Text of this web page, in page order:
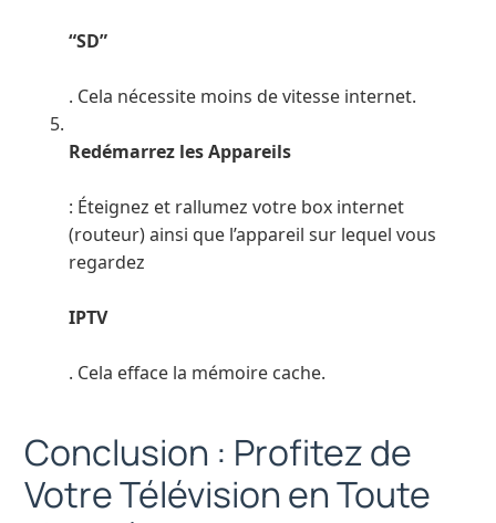
“SD”
. Cela nécessite moins de vitesse internet.
Redémarrez les Appareils
: Éteignez et rallumez votre box internet
(routeur) ainsi que l’appareil sur lequel vous
regardez
IPTV
. Cela efface la mémoire cache.
Conclusion : Profitez de
Votre Télévision en Toute